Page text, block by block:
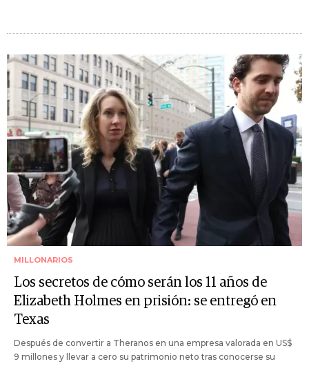
MILLONARIOS
Los secretos de cómo serán los 11 años de
Elizabeth Holmes en prisión: se entregó en
Texas
Después de convertir a Theranos en una empresa valorada en US$
9 millones y llevar a cero su patrimonio neto tras conocerse su